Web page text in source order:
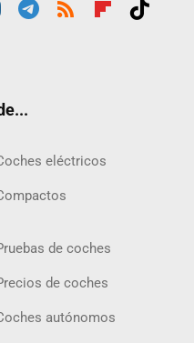
eléctricos
de coches
de coches
autónomos